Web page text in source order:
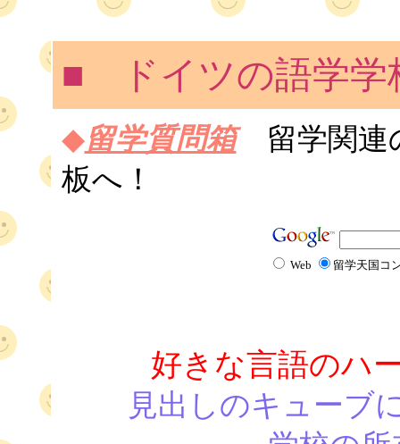
■ ドイツの語学学
◆留学質問箱留学関連
板へ！
Web 留学天国コ
好きな言語のハ
見出しのキューブ